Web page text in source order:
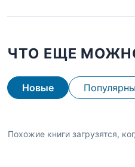
ЧТО ЕЩЕ
Новые
Похожие книги загрузятся,